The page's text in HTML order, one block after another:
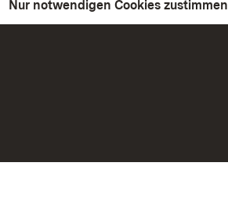
Nur notwendigen Cookies zustimmen